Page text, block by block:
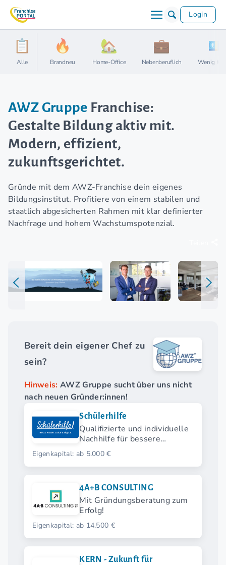
Login
Alle Brandneu Home-Office Nebenberuflich Wenig
AWZ Gruppe Franchise:
Gestalte Bildung aktiv mit.
Modern, effizient,
zukunftsgerichtet.
Gründe mit dem AWZ-Franchise dein eigenes
Bildungsinstitut. Profitiere von einem stabilen und
staatlich abgesicherten Rahmen mit klar definierter
Nachfrage und hohem Wachstumspotenzial.
Bereit dein eigener Chef zu
sein?
Hinweis: AWZ Gruppe sucht über uns nicht
nach neuen Gründer:innen!
Schülerhilfe
Qualifizierte und individuelle
Nachhilfe für bessere
Zukunftschancen.
Eigenkapital: ab 5.000 €
4A+B CONSULTING
Mit Gründungsberatung zum
Erfolg!
Eigenkapital: ab 14.500 €
KERN - Zukunft für